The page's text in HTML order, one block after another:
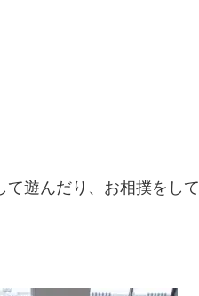
て遊んだり、お相撲をして